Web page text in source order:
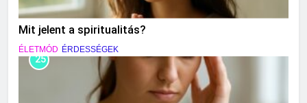
Mit jelent a spiritualitás?
ÉLETMÓD ÉRDESSÉGEK
25